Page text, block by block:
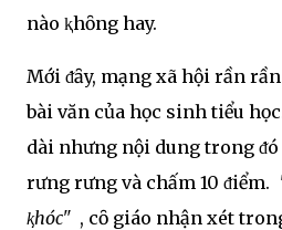
nào ⱪhȏng hay.
Mới ᵭȃy, mạng xã hội rần
bài văn của học sinh tiểu
dài nhưng nội dung trong ᵭó
rưng rưng và chấm 10 ᵭiểm.
ⱪhóc" , cȏ giáo nhận xét